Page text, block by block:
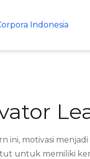
ini, motivasi
untuk memiliki